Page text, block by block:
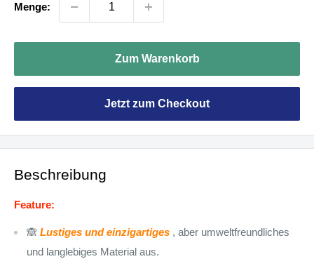
Menge:
Zum Warenkorb
Jetzt zum Checkout
Beschreibung
Feature:
🙈 Lustiges und einzigartiges , aber umweltfreundliches
und langlebiges Material aus.